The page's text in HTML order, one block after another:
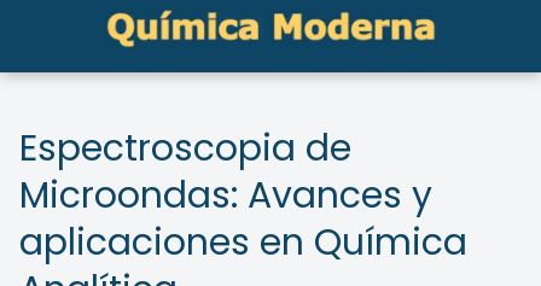
Espectroscopia de
Microondas: Avances y
aplicaciones en Química